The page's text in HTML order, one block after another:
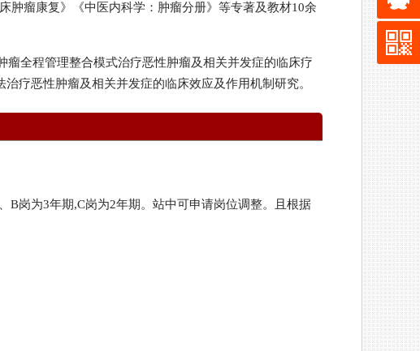
肿瘤康复》《中医内科学：肿瘤分册》等专著及教材10余
瘤全程管理整合模式治疗恶性肿瘤及相关并发症的临床疗
疗恶性肿瘤及相关并发症的临床效应及作用机制研究。
B岗为3年期,C岗为2年期。站中可申请岗位调整。且根据